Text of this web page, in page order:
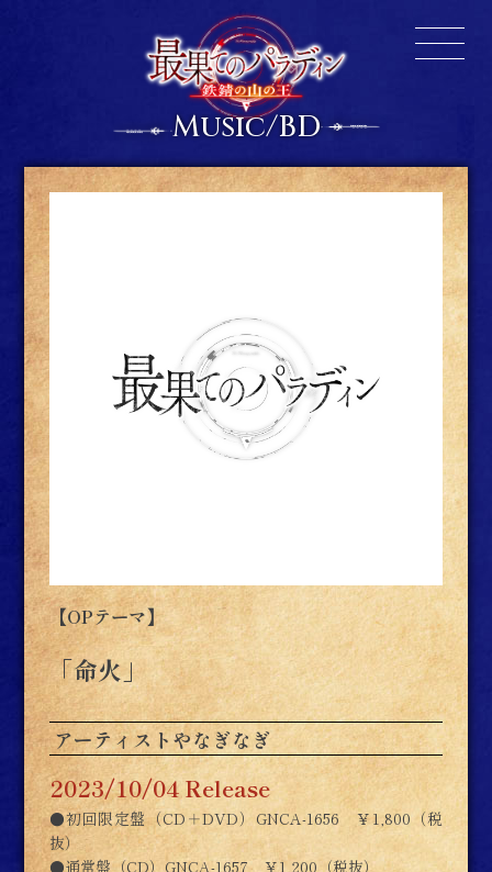
Music/BD
【OPテーマ】
「命火」
アーティストやなぎなぎ
2023/10/04 Release
●初回限定盤（CD＋DVD）GNCA-1656 ￥1,800（税
抜）
●通常盤（CD）GNCA-1657 ￥1,200（税抜）